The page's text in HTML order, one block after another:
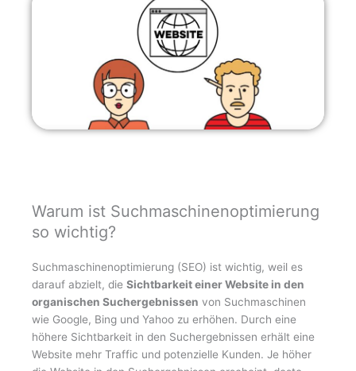
Warum ist Suchmaschinenoptimierung
so wichtig?
Suchmaschinenoptimierung (SEO) ist wichtig, weil es
darauf abzielt, die Sichtbarkeit einer Website in den
organischen Suchergebnissen von Suchmaschinen
wie Google, Bing und Yahoo zu erhöhen. Durch eine
höhere Sichtbarkeit in den Suchergebnissen erhält eine
Website mehr Traffic und potenzielle Kunden. Je höher